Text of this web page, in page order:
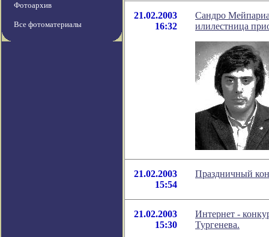
Фотоархив
Все фотоматериалы
21.02.2003
16:32
Сандро
илилестница
21.02.2003
15:54
Праздничный
21.02.2003
15:30
Интернет -
Тургенева.